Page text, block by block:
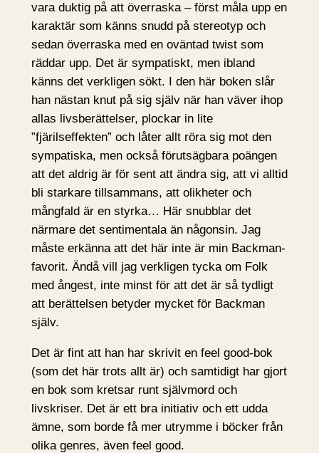
vara duktig på att överraska – först måla upp en
karaktär som känns snudd på stereotyp och
sedan överraska med en oväntad twist som
räddar upp. Det är sympatiskt, men ibland
känns det verkligen sökt. I den här boken slår
han nästan knut på sig själv när han väver ihop
allas livsberättelser, plockar in lite
”fjärilseffekten” och låter allt röra sig mot den
sympatiska, men också förutsägbara poängen
att det aldrig är för sent att ändra sig, att vi alltid
bli starkare tillsammans, att olikheter och
mångfald är en styrka… Här snubblar det
närmare det sentimentala än någonsin. Jag
måste erkänna att det här inte är min Backman-
favorit. Ändå vill jag verkligen tycka om Folk
med ångest, inte minst för att det är så tydligt
att berättelsen betyder mycket för Backman
själv.
Det är fint att han har skrivit en feel good-bok
(som det här trots allt är) och samtidigt har gjort
en bok som kretsar runt självmord och
livskriser. Det är ett bra initiativ och ett udda
ämne, som borde få mer utrymme i böcker från
olika genres, även feel good.